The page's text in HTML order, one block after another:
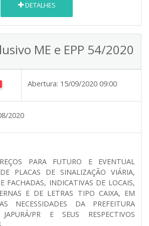
DETALHES
ME e EPP 54/2020
Abertura: 15/09/2020 09:00
2020
PARA FUTURO E EVENTUAL
PLACAS DE SINALIZAÇÃO VIÁRIA,
FACHADAS, INDICATIVAS DE LOCAIS,
E DE LETRAS TIPO CAIXA, EM
NECESSIDADES DA PREFEITURA
PR E SEUS RESPECTIVOS